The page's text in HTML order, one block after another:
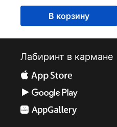
В корзину
Лабиринт в кармане